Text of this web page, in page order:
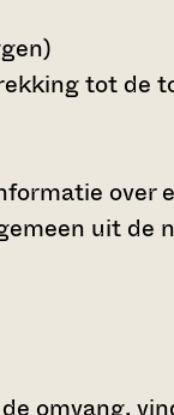
tot de
over
uit de
omvang,